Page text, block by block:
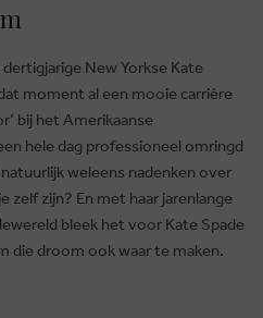
New Yorkse Kate
moment al een mooie carrière
bij het Amerikaanse
hele dag professioneel omringd
weleens nadenken over
zelf zijn? En met haar jarenlange
bleek het voor Kate Spade
die droom ook waar te maken.